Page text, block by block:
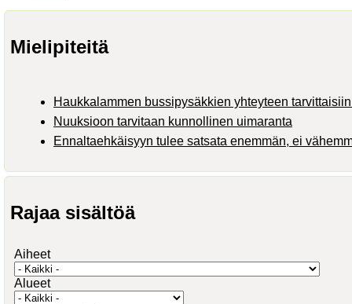
Mielipiteitä
Haukkalammen bussipysäkkien yhteyteen
Nuuksioon tarvitaan kunnollinen uimaranta
Ennaltaehkäisyyn tulee satsata enemmän, ei
Rajaa sisältöä
Aiheet
Alueet